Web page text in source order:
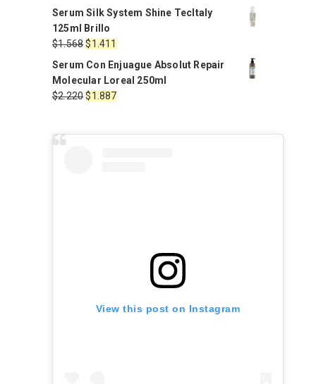
precio
original
era:
$1.900.
precio
es:
$1.620.
Serum Silk System Shine TecItaly
125ml Brillo
$1.568El
precio
original
era:
$1.568.
$1.411
precio
actual
es:
$1.411.
Serum Con Enjuague Absolut Repair
Molecular Loreal 250ml
$2.220El
$1.887El
View this post on Instagram